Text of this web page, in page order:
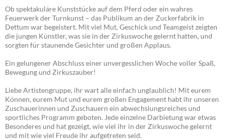
Ob spektakuläre Kunststücke auf dem Pferd oder ein wahres
Feuerwerk der Turnkunst – das Publikum an der Zuckerfabrik in
Dettum war begeistert. Mit viel Mut, Geschick und Teamgeist zeigten
die jungen Künstler, was sie in der Zirkuswoche gelernt hatten, und
sorgten für staunende Gesichter und großen Applaus.
Ein gelungener Abschluss einer unvergesslichen Woche voller Spaß,
Bewegung und Zirkuszauber!
Liebe Artistengruppe, ihr wart alle einfach unglaublich! Mit eurem
Können, eurem Mut und eurem großen Engagement habt ihr unseren
Zuschauerinnen und Zuschauern ein abwechslungsreiches und
sportliches Programm geboten. Jede einzelne Darbietung war etwas
Besonderes und hat gezeigt, wie viel ihr in der Zirkuswoche gelernt
und mit wie viel Freude ihr aufgetreten seid.